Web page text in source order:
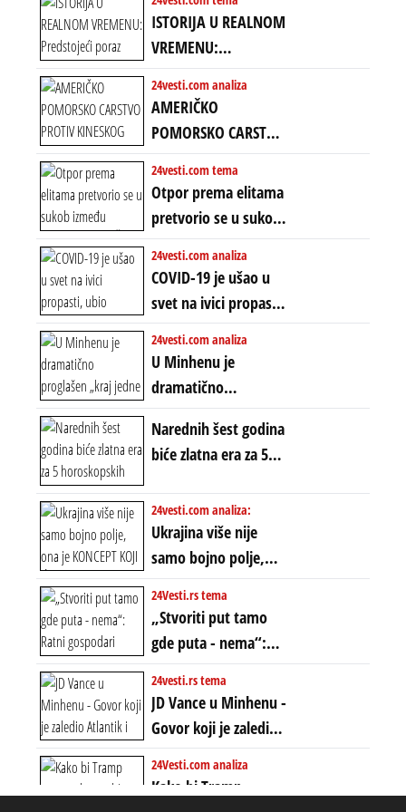
ISTORIJA U REALNOM
VREMENU:
Predstojeći poraz
Amerike u Iranu
uvodi eru
energetskog haosa,
finansijskih
previranja i kolapsa
starog poretka
24vesti.com analiza
AMERIČKO
POMORSKO CARSTVO
PROTIV KINESKOG
KOPNENOG SVETA:
Rat u Iranu je rat za
globalne preferencije
24vesti.com tema
Otpor prema elitama
pretvorio se u sukob
između običnih ljudi:
ZAŠTO SE DEŠAVA
EKSTREMNA
POLARIZACIJA?
24vesti.com analiza
COVID-19 je ušao u
svet na ivici propasti,
ubio milione, ali je
spasao sistem
24vesti.com analiza
U Minhenu je
dramatično
proglašen „kraj jedne
ere“, ali sa
dvostrukom
neistinom: forma te
ere završila se na
istom mestu, ali
prošle godine
Narednih šest godina
biće zlatna era za 5
znakova: Stiže lavina
novca i bogatstva
24vesti.com analiza:
Ukrajina više nije
samo bojno polje,
ona je KONCEPT KOJI
ĆE RASPASTI CEO
ZAPADNI SVET
24Vesti.rs tema
„Stvoriti put tamo
gde puta - nema“:
Ratni gospodari
plaču za starim
poretkom... Bez
ikakve realpolitike u
njima, oni su sada
nebitni kao Zelenski
24vesti.rs tema
JD Vance u Minhenu -
Govor koji je zaledio
Atlantik i duboko
šokirao Evropu (ceo
24Vesti.com analiza
Kako bi Tramp